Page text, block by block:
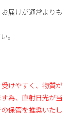
届けが通常よりも
。
けやすく、物質が
為、直射日光が当
保管を推奨いたし